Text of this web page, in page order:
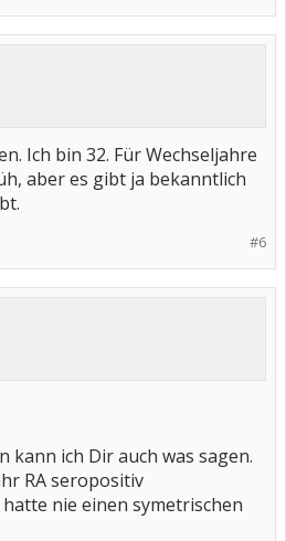
Ich bin 32. Für Wechseljahre
aber es gibt ja bekanntlich
#6
kann ich Dir auch was sagen.
RA seropositiv
nie einen symetrischen